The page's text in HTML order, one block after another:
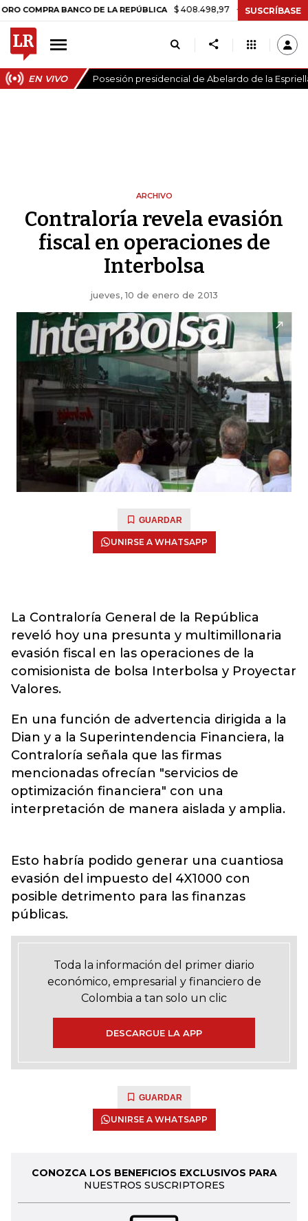
BANCO DE LA REPÚBLICA $ 408.498,97 +$ 8.753,81 +2,19%
SUSCRÍBASE
EN VIVO Posesión presidencial de Abelardo de la
ARCHIVO
Contraloría revela evasión
fiscal en operaciones de
Interbolsa
jueves, 10 de enero de 2013
GUARDAR
UNIRSE A WHATSAPP
La Contraloría General de la República
reveló hoy una presunta y multimillonaria
evasión fiscal en las operaciones de la
comisionista de bolsa Interbolsa y Proyectar
Valores.
En una función de advertencia dirigida a la
Dian y a la Superintendencia Financiera, la
Contraloría señala que las firmas
mencionadas ofrecían "servicios de
optimización financiera" con una
interpretación de manera aislada y amplia.
Esto habría podido generar una cuantiosa
evasión del impuesto del 4X1000 con
posible detrimento para las finanzas
públicas.
Toda la información del primer diario
económico, empresarial y financiero de
Colombia a tan solo un clic
DESCARGUE LA APP
GUARDAR
UNIRSE A WHATSAPP
CONOZCA LOS BENEFICIOS EXCLUSIVOS PARA
NUESTROS SUSCRIPTORES